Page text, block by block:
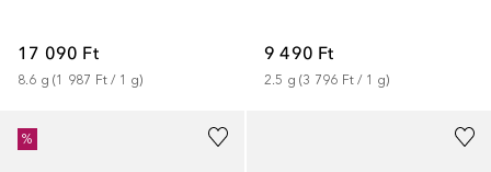
17 090 Ft
8.6 g (1 987 Ft / 1 g)
9 490 Ft
2.5 g (3 796 Ft / 1 g)
%